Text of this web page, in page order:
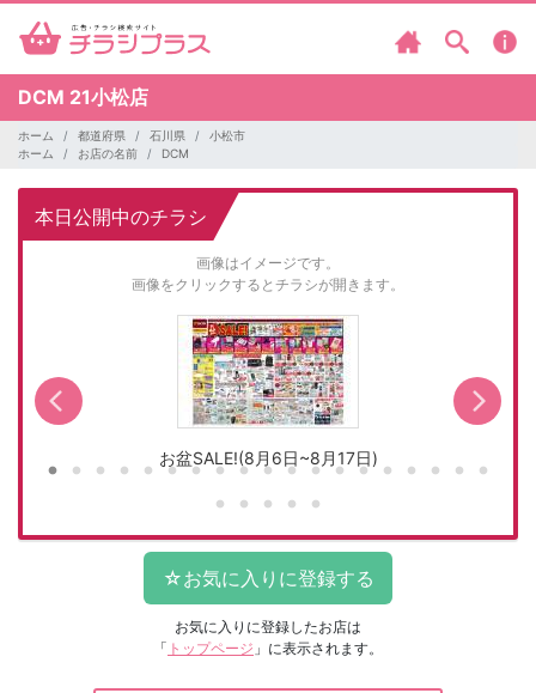
DCM 21小松店
ホーム 都道府県 石川県
小松市
ホーム
お店の名前 DCM
本日公開中のチラシ
画像はイメージです。
画像をクリックするとチラシが開きます。
お盆SALE!(8月6日~8月17日)
お気に入りに登録したお店は
「 トップページ 」に表示されます。